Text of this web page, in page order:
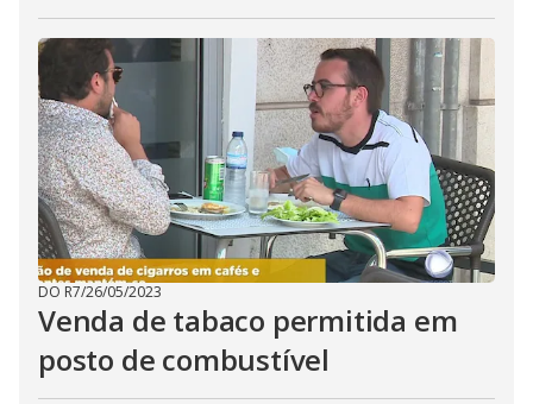
DO R7/26/05/2023
Venda de tabaco permitida em
posto de combustível